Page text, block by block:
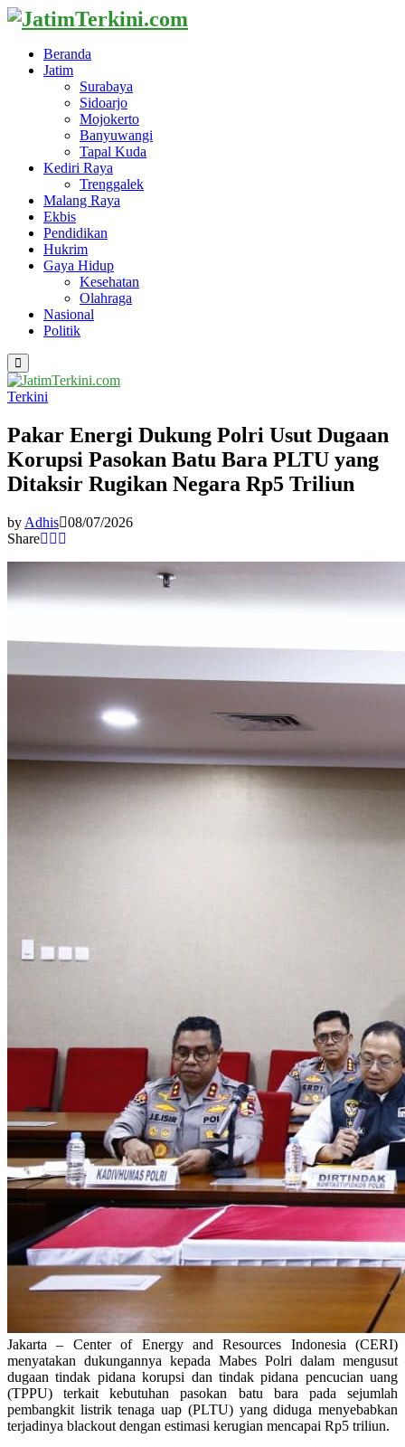
Beranda
Jatim
Surabaya
Sidoarjo
Mojokerto
Banyuwangi
Tapal Kuda
Kediri Raya
Trenggalek
Malang Raya
Ekbis
Pendidikan
Hukrim
Gaya Hidup
Kesehatan
Olahraga
Nasional
Politik
Primary
Menu
Terkini
Pakar Energi Dukung Polri Usut Dugaan
Korupsi Pasokan Batu Bara PLTU yang
Ditaksir Rugikan Negara Rp5 Triliun
by Adhis 08/07/2026
Share
Jakarta – Center of Energy and Resources Indonesia (CERI)
menyatakan dukungannya kepada Mabes Polri dalam mengusut
dugaan tindak pidana korupsi dan tindak pidana pencucian uang
(TPPU) terkait kebutuhan pasokan batu bara pada sejumlah
pembangkit listrik tenaga uap (PLTU) yang diduga menyebabkan
terjadinya blackout dengan estimasi kerugian mencapai Rp5 triliun.